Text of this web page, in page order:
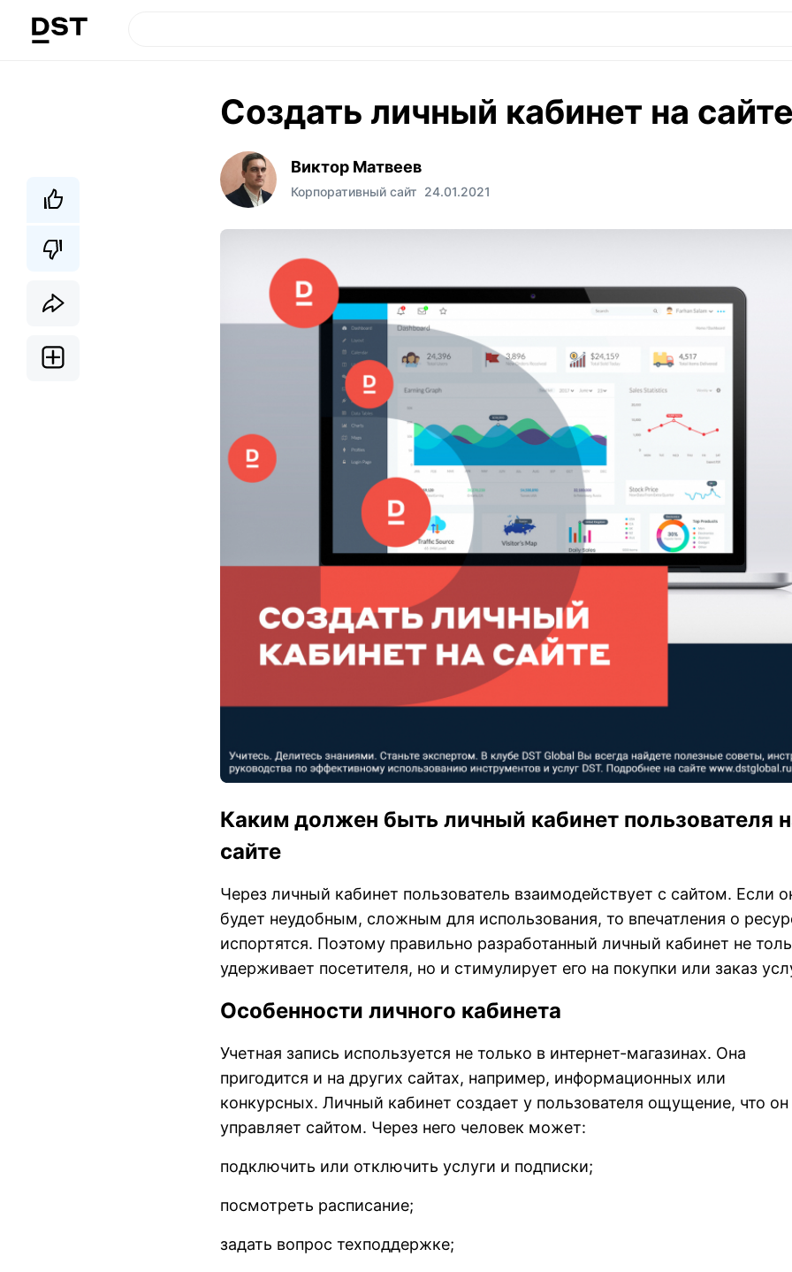
Создать личный кабинет на
Виктор Матвеев
Корпоративный сайт 24.01.2021
Каким должен быть личный кабинет пользователя
сайте
Через личный кабинет пользователь взаимодействует с сайтом. Если
будет неудобным, сложным для использования, то впечатления о
испортятся. Поэтому правильно разработанный личный кабинет не
удерживает посетителя, но и стимулирует его на покупки или заказ
Особенности личного кабинета
Учетная запись используется не только в интернет-магазинах. Она
пригодится и на других сайтах, например, информационных или
конкурсных. Личный кабинет создает у пользователя ощущение, что он
управляет сайтом. Через него человек может:
подключить или отключить услуги и подписки;
посмотреть расписание;
задать вопрос техподдержке;